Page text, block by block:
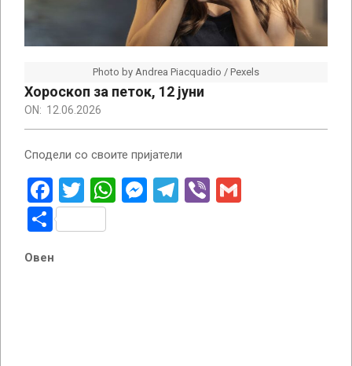
Photo by Andrea Piacquadio / Pexels
Хороскоп за петок, 12 јуни
ON: 12.06.2026
Сподели со своите пријатели
Facebook
Twitter
WhatsApp
Messenger
Telegram
Viber
Share
Овен